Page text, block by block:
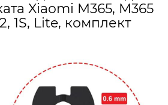
Xiaomi M365, M365
1S, Lite, комплект